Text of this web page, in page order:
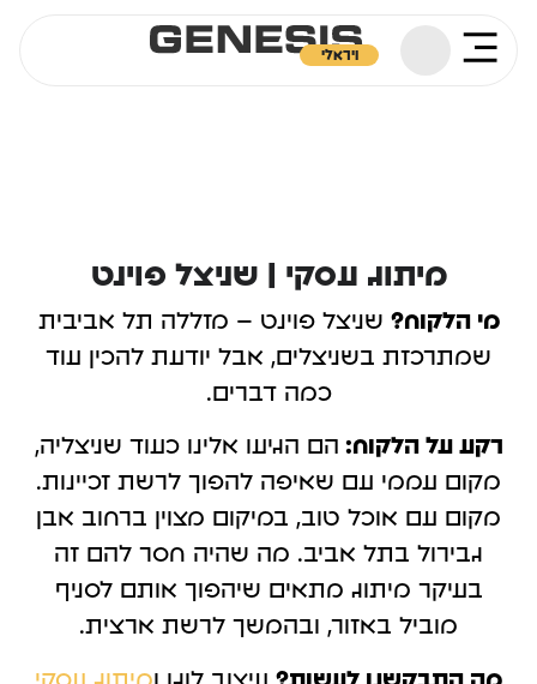
ויראלי
מיתוג עסקי | שניצל פוינט
מי הלקוח? שניצל פוינט – מזללה תל אביבית
שמתרכזת בשניצלים, אבל יודעת להכין עוד
כמה דברים.
רקע על הלקוח: הם הגיעו אלינו כעוד שניצליה,
מקום עממי עם שאיפה להפוך לרשת זכיינות.
מקום עם אוכל טוב, במיקום מצוין ברחוב אבן
גבירול בתל אביב. מה שהיה חסר להם זה
בעיקר מיתוג מתאים שיהפוך אותם לסניף
מוביל באזור, ובהמשך לרשת ארצית.